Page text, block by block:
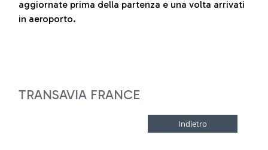
aggiornate prima della partenza e una volta arrivati
in aeroporto.
TRANSAVIA FRANCE